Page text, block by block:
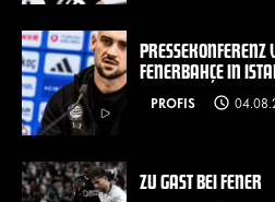
FENERBAHÇE IN
PROFIS
ZU GAST BEI FENER